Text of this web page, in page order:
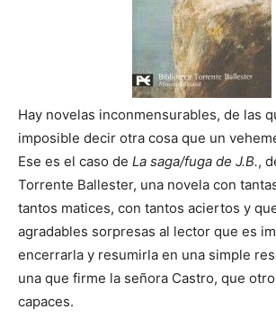
Hay novelas inconmensurables, de las
imposible decir otra cosa que un
Ese es el caso de La saga/fuga de J.B.,
Torrente Ballester, una novela con
tantos matices, con tantos aciertos y
agradables sorpresas al lector que es
encerrarla y resumirla en una simple
una que firme la señora Castro, que
capaces.